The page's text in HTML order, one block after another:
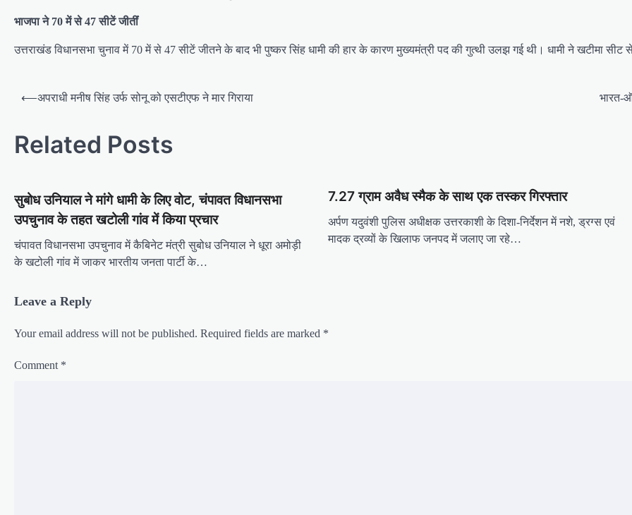
भाजपा ने 70 में से 47 सीटें जीतींं
उत्तराखंड विधानसभा चुनाव में 70 में से 47 सीटें जीतने के बाद भी पुष्‍कर सिंह धामी की हार के कारण मुख्यमंत्री पद की गुत्थी उलझ गई थी। धामी ने खटीमा
s
t
a
v
i
g
i
⟵अपराधी मनीष सिंह उर्फ सोनू को एसटीएफ ने मार गिराया भारत-
Related Posts
सुबोध उनियाल ने मांगे धामी के लिए वोट, चंपावत विधानसभा
उपचुनाव के तहत खटोली गांव में किया प्रचार
चंपावत विधानसभा उपचुनाव में कैबिनेट मंत्री सुबोध उनियाल ने धूरा अमोड़ी
के खटोली गांव में जाकर भारतीय जनता पार्टी के…
7.27 ग्राम अवैध स्मैक के साथ एक तस्कर गिरफ्तार
अर्पण यदुवंशी पुलिस अधीक्षक उत्तरकाशी के दिशा-निर्देशन में नशे, ड्रग्स एवं
मादक द्रव्यों के खिलाफ जनपद में जलाए जा रहे…
Leave a Reply
Your email address will not be published. Required fields are marked *
Comment *